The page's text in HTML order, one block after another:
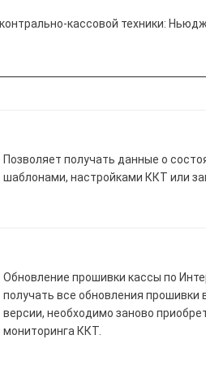
кассовой техники:
Позволяет получать данные о
шаблонами, настройками ККТ или
Обновление прошивки кассы по
получать все обновления прошивки
версии, необходимо заново
мониторинга ККТ.